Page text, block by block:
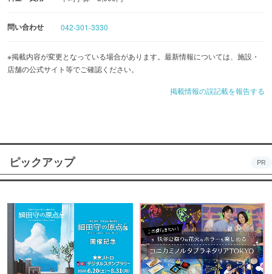
問い合わせ 042-301-3330
※掲載内容が変更となっている場合があります。最新情報については、施設・
店舗の公式サイト等でご確認ください。
掲載情報の誤記載を報告する
ピックアップ PR